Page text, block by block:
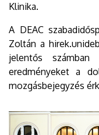
Klinika.
A DEAC
Zoltán a
jelentős
eredményeket a
mozgásbejegyzés